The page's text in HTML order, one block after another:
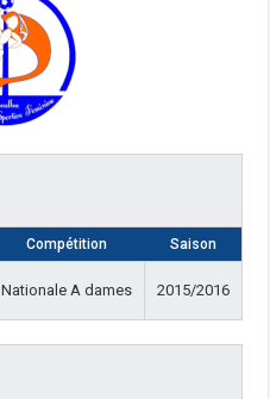
Compétition Saison
Nationale A dames 2015/2016